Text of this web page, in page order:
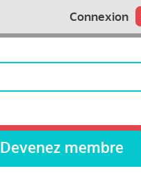
Connexion
Devenez membre